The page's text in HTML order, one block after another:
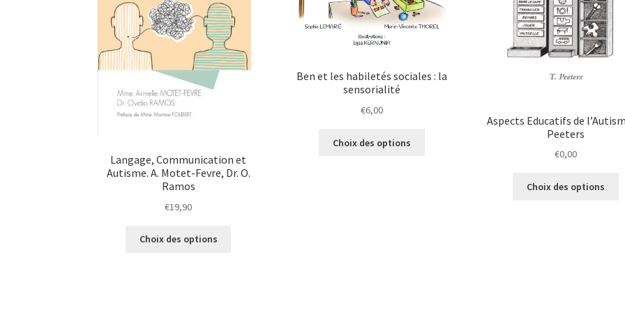
Langage, Communication et
Autisme. A. Motet-Fevre, Dr. O.
Ramos
€19,90
Choix des options
Ben et les habiletés sociales : la
sensorialité
€6,00
Choix des options
Aspects Educatifs de
Peeters
€0,00
Choix des options